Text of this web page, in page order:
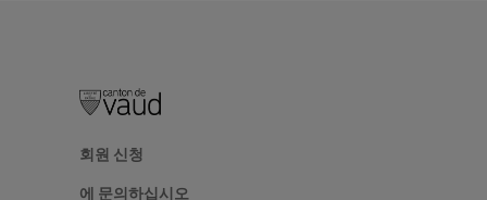
회원 신청
에 문의하십시오